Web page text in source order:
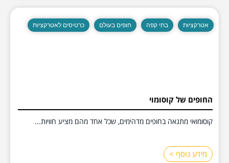
אטרקציות בתי קפה חופים בעולם כרטיסים לאטרקציות
החופים של קוסומוי
קוסומואי מתגאה בחופים מדהימים, שכל אחד מהם מציע חוויות...
מידע נוסף >